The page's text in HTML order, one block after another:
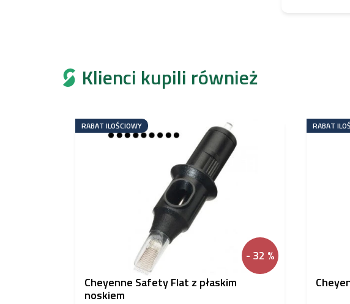
Klienci kupili również
- 32 %
RABAT ILOŚCIOWY
Cheyenne Safety Flat z płaskim
noskiem
RABAT